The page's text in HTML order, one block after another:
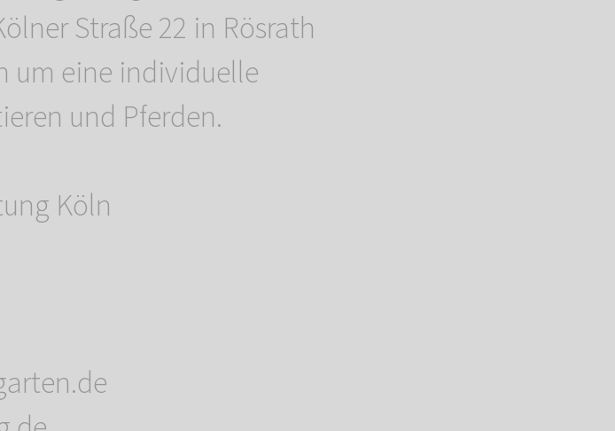
Straße 22 in Rösrath
um eine individuelle
und Pferden.
Köln